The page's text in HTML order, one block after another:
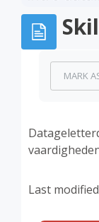
MARK
Last